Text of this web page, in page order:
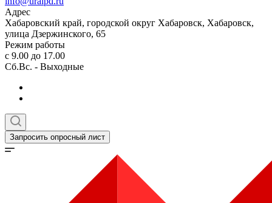
Адрес
Хабаровский край, городской округ Хабаровск, Хабаровск,
улица Дзержинского, 65
Режим работы
с 9.00 до 17.00
Сб.Вс. - Выходные
Запросить опросный лист